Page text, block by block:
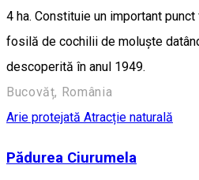
4 ha. Constituie un important
fosilă de cochilii de moluște
descoperită în anul 1949.
Bucovăț, România
Arie protejată Atracție naturală
Pădurea Ciurumela